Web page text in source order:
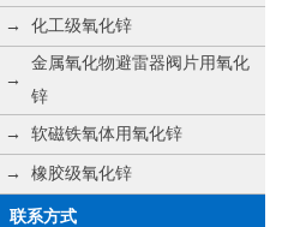
→ 化工级氧化锌
→
金属氧化物避雷器阀片用氧化
锌
→ 软磁铁氧体用氧化锌
→ 橡胶级氧化锌
联系方式